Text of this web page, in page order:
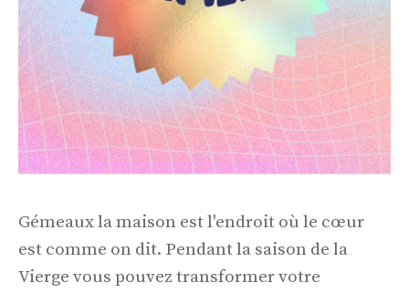
Gémeaux la maison est l'endroit où le cœur
est comme on dit. Pendant la saison de la
Vierge vous pouvez transformer votre